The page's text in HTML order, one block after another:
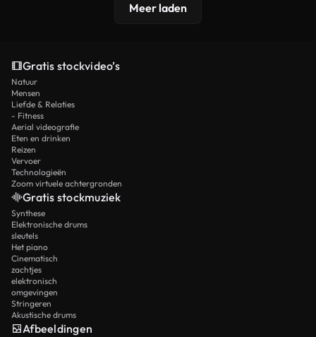
Meer laden
Gratis stockvideo’s
Natuur
Mensen
Liefde & Relaties
- Fitness
Aerial videografie
Eten en drinken
Reizen
Vervoer
Technologieën
Zoom virtuele achtergronden
Gratis stockmuziek
Synthese
Elektronische drums
sleutels
Het piano
Cinematisch
zachtjes
elektronisch
omgevingen
Stringeren
Akustische drums
Afbeeldingen